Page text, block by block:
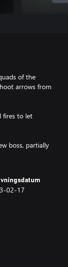
of the
arrows from
fires to let
boss, partially
02-17